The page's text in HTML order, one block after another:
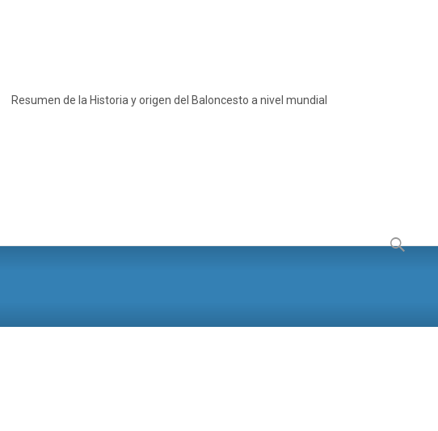
Resumen de la Historia y origen del Baloncesto a nivel mundial
Buscar: